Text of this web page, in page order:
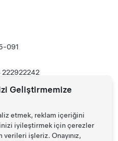
091
222922242
Geliştirmemize
etmek, reklam içeriğini
iyileştirmek için çerezler
verileri işleriz. Onayınız,